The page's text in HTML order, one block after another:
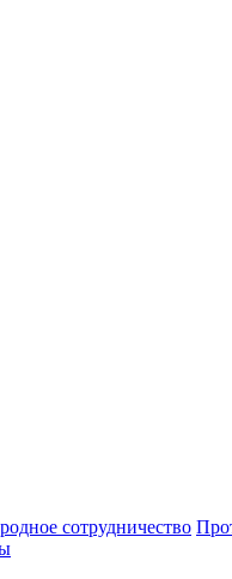
сотрудничество